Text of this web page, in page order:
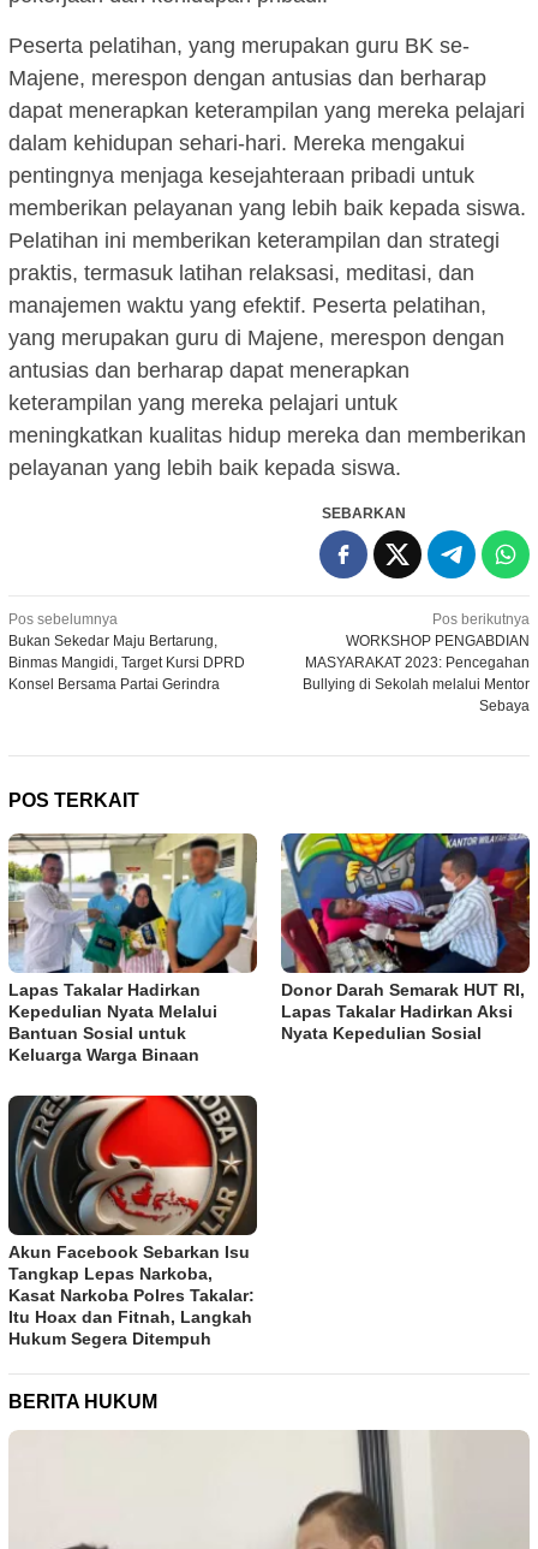
Peserta pelatihan, yang merupakan guru BK se-
Majene, merespon dengan antusias dan berharap
dapat menerapkan keterampilan yang mereka pelajari
dalam kehidupan sehari-hari. Mereka mengakui
pentingnya menjaga kesejahteraan pribadi untuk
memberikan pelayanan yang lebih baik kepada siswa.
Pelatihan ini memberikan keterampilan dan strategi
praktis, termasuk latihan relaksasi, meditasi, dan
manajemen waktu yang efektif. Peserta pelatihan,
yang merupakan guru di Majene, merespon dengan
antusias dan berharap dapat menerapkan
keterampilan yang mereka pelajari untuk
meningkatkan kualitas hidup mereka dan memberikan
pelayanan yang lebih baik kepada siswa.
SEBARKAN
Navigasi
pos
Pos sebelumnya
Bukan Sekedar Maju Bertarung,
Binmas Mangidi, Target Kursi DPRD
Konsel Bersama Partai Gerindra
Pos berikutnya
WORKSHOP PENGABDIAN
MASYARAKAT 2023: Pencegahan
Bullying di Sekolah melalui Mentor
Sebaya
POS TERKAIT
Lapas Takalar Hadirkan
Kepedulian Nyata Melalui
Bantuan Sosial untuk
Keluarga Warga Binaan
Donor Darah Semarak HUT RI,
Lapas Takalar Hadirkan Aksi
Nyata Kepedulian Sosial
Akun Facebook Sebarkan Isu
Tangkap Lepas Narkoba,
Kasat Narkoba Polres Takalar:
Itu Hoax dan Fitnah, Langkah
Hukum Segera Ditempuh
BERITA HUKUM